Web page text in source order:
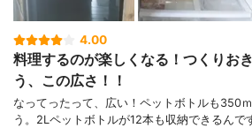
4.00
料理するのが楽しくなる！つくりお
う、この広さ！！
なってったって、広い！ペットボトルも350
う。2Lペットボトルが12本も収納できるんで